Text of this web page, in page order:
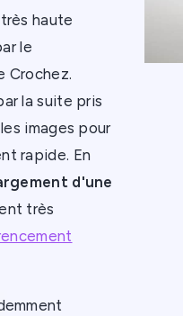
haute
le
Crochez.
la suite pris
images pour
rapide. En
d'une
très